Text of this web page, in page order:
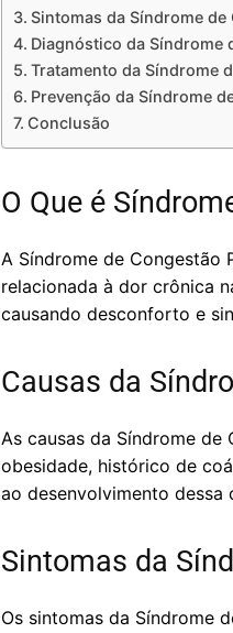
Sintomas da Síndrome
Diagnóstico da Síndrome
Tratamento da Síndrome
Prevenção da Síndrome
Conclusão
O Que é
A Síndrome de Congestão
relacionada à dor crônica
causando desconforto e
Causas da
As causas da Síndrome
obesidade, histórico de
ao desenvolvimento dessa
Sintomas da
Os sintomas da Síndrome